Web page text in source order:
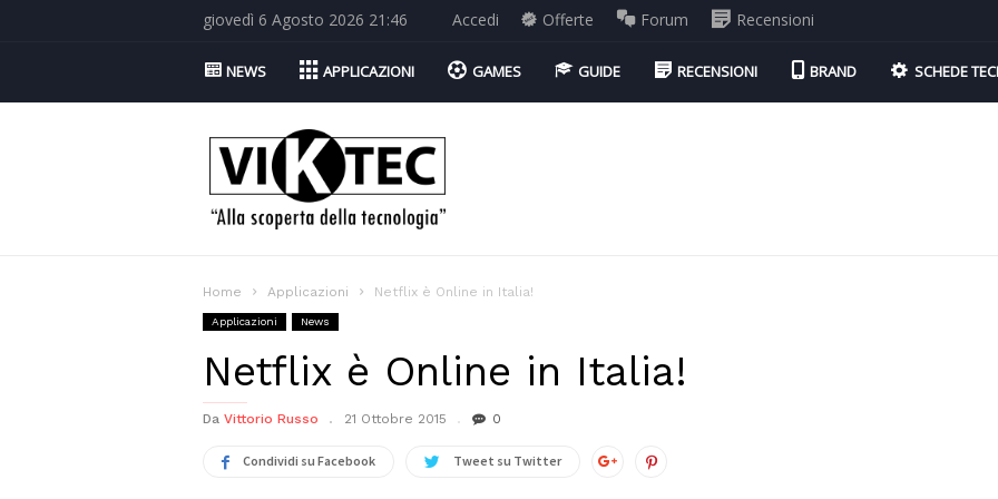
giovedì 6 Agosto 2026 21:46 Accedi Offerte Forum Recensioni
NEWS APPLICAZIONI GAMES GUIDE RECENSIONI BRAND SCHEDE
Viktec.net
Home Applicazioni Netflix è Online in Italia!
Applicazioni News
Netflix è Online in Italia!
Da Vittorio Russo 21 Ottobre 2015 0
Condividi su Facebook Tweet su Twitter